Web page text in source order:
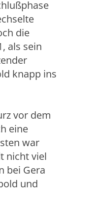
die
als sein
knapp ins
vor dem
eine
war
nicht viel
bei Gera
und